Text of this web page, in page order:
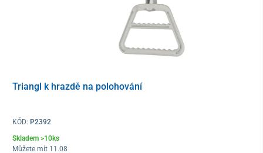
Triangl k hrazdě na polohování
KÓD: P2392
Skladem >10ks
Můžete mít 11.08